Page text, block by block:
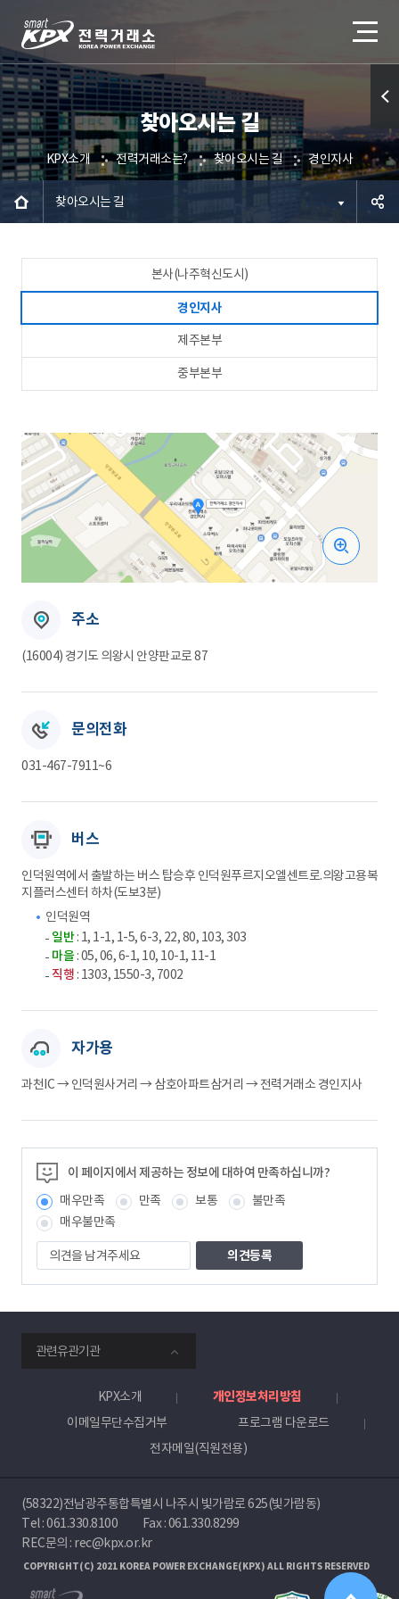
찾아오시는 길
KPX소개 전력거래소는? 찾아오시는 길 경인지사
찾아오시는 길
기
본사(나주혁신도시)
경인지사
제주본부
중부본부
주소
(16004) 경기도 의왕시 안양판교로 87
문의전화
031-467-7911~6
버스
인덕원역에서 출발하는 버스 탑승후 인덕원푸르지오엘센트로.의왕고용복
지플러스센터 하차(도보3분)
인덕원역
일반: 1, 1-1, 1-5, 6-3, 22, 80, 103, 303
마을: 05, 06, 6-1, 10, 10-1, 11-1
직행 : 1303, 1550-3, 7002
자가용
과천IC → 인덕원사거리 → 삼호아파트삼거리 → 전력거래소 경인지사
이 페이지에서 제공하는 정보에 대하여 만족하십니까?
매우만족
만족 보통
불만족
매우불만족
의
견
을
겨
주
세
요
관련유관기관
KPX소개
개인정보처리방침
이메일무단수집거부
프로그램 다운로드
전자메일(직원전용)
(58322)전남광주통합특별시 나주시 빛가람로 625(빛가람동)
Tel :061.330.8100
Fax : 061.330.8299
REC문의 : rec@kpx.or.kr
COPYRIGHT(C) 2021 KOREA POWER EXCHANGE(KPX) ALL RIGHTS RESERVED
퀵메
뉴 열
기